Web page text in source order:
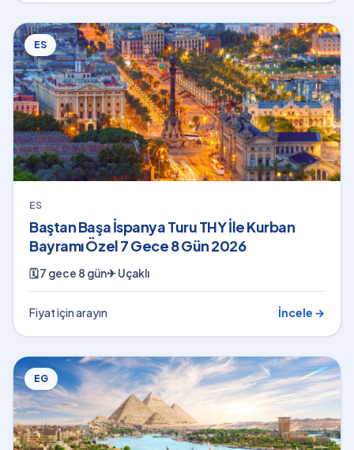
ES
ES
Baştan Başa İspanya Turu THY İle Kurban
Bayramı Özel 7 Gece 8 Gün 2026
🗓7 gece 8 gün✈Uçaklı
Fiyat için arayın İncele →
EG